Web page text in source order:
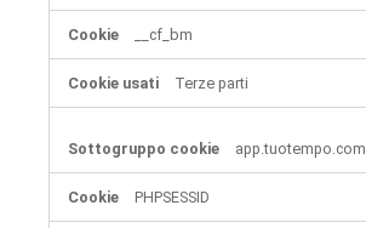
__cf_bm
Terze parti
app.tuotempo.com
PHPSESSID